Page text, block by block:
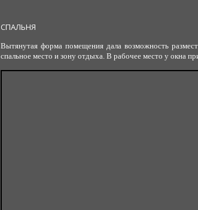
СПАЛЬНЯ
Вытянутая форма помещения дала возможность
спальное место и зону отдыха. В рабочее место у окна